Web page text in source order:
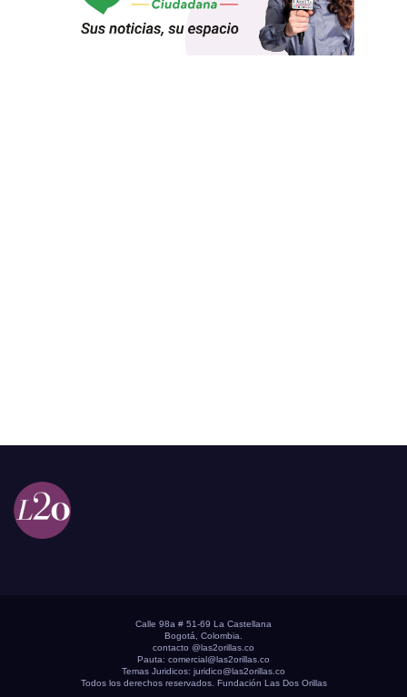
Calle 98a # 51-69 La Castellana
Bogotá, Colombia.
contacto @las2orillas.co
Pauta: comercial@las2orillas.co
Temas Juridicos: juridico@las2orillas.co
Todos los derechos reservados. Fundación Las Dos Orillas